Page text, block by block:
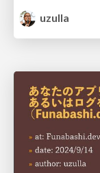
uzulla